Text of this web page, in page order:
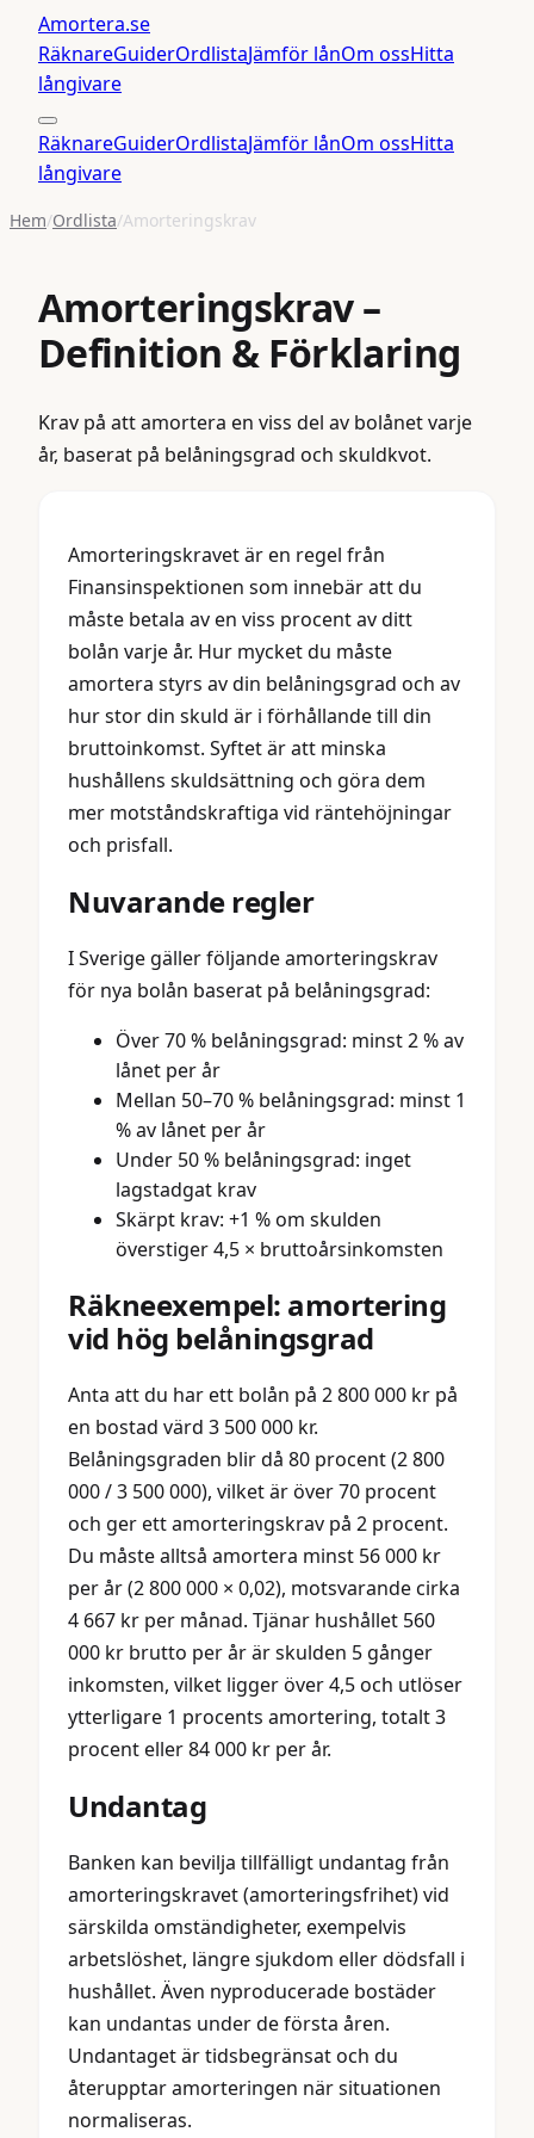
Amortera.se
RäknareGuiderOrdlistaJämför lånOm ossHitta
långivare
RäknareGuiderOrdlistaJämför lånOm ossHitta
långivare
Hem/Ordlista/Amorteringskrav
Amorteringskrav–
Definition & Förklaring
Krav på att amortera en viss del av bolånet varje
år, baserat på belåningsgrad och skuldkvot.
Amorteringskravet är en regel från
Finansinspektionen som innebär att du
måste betala av en viss procent av ditt
bolån varje år. Hur mycket du måste
amortera styrs av din belåningsgrad och av
hur stor din skuld är i förhållande till din
bruttoinkomst. Syftet är att minska
hushållens skuldsättning och göra dem
mer motståndskraftiga vid räntehöjningar
och prisfall.
Nuvarande regler
I Sverige gäller följande amorteringskrav
för nya bolån baserat på belåningsgrad:
Över 70 % belåningsgrad: minst 2 % av
lånet per år
Mellan 50–70 % belåningsgrad: minst 1
% av lånet per år
Under 50 % belåningsgrad: inget
lagstadgat krav
Skärpt krav: +1 % om skulden
överstiger 4,5 × bruttoårsinkomsten
Räkneexempel: amortering
vid hög belåningsgrad
Anta att du har ett bolån på 2 800 000 kr på
en bostad värd 3 500 000 kr.
Belåningsgraden blir då 80 procent (2 800
000 / 3 500 000), vilket är över 70 procent
och ger ett amorteringskrav på 2 procent.
Du måste alltså amortera minst 56 000 kr
per år (2 800 000 × 0,02), motsvarande cirka
4 667 kr per månad. Tjänar hushållet 560
000 kr brutto per år är skulden 5 gånger
inkomsten, vilket ligger över 4,5 och utlöser
ytterligare 1 procents amortering, totalt 3
procent eller 84 000 kr per år.
Undantag
Banken kan bevilja tillfälligt undantag från
amorteringskravet (amorteringsfrihet) vid
särskilda omständigheter, exempelvis
arbetslöshet, längre sjukdom eller dödsfall i
hushållet. Även nyproducerade bostäder
kan undantas under de första åren.
Undantaget är tidsbegränsat och du
återupptar amorteringen när situationen
normaliseras.